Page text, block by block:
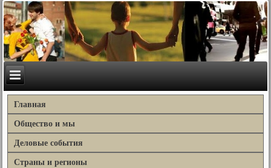
Главная
Общество и мы
Деловые события
Страны и регионы